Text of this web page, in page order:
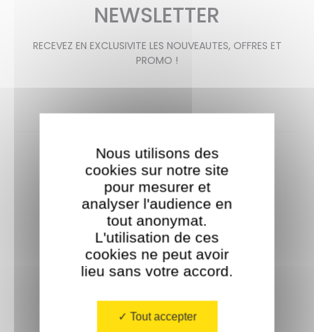
NEWSLETTER
RECEVEZ EN EXCLUSIVITE LES NOUVEAUTES, OFFRES ET
PROMO !
Livraison offerte
À partir de 35€ d'achat.
Nous utilisons des
cookies sur notre site
pour mesurer et
analyser l'audience en
tout anonymat.
L'utilisation de ces
cookies ne peut avoir
lieu sans votre accord.​
Tout accepter